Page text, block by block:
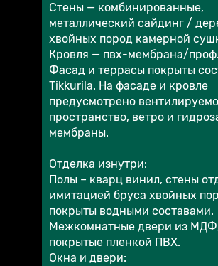
Стены — комбинированные,
металлический сайдинг /
хвойных пород камерной
Кровля — пвх-мембрана/
Фасад и террасы покрыты
Tikkurila. На фасаде и кровле
предусмотрено
пространство, ветро и
мембраны.
Отделка изнутри:
Полы – кварц винил, стены
имитацией бруса хвойных
покрыты водными составами.
Межкомнатные двери из
покрытые пленкой ПВХ.
Окна и двери: